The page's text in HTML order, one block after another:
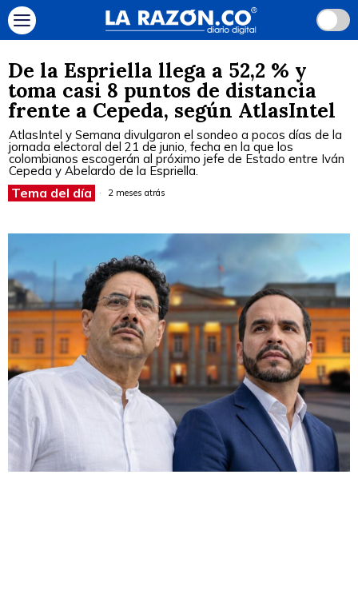
De la Espriella llega a 52,2 % y
toma casi 8 puntos de distancia
frente a Cepeda, según AtlasIntel
AtlasIntel y Semana divulgaron el sondeo a pocos días de la
jornada electoral del 21 de junio, fecha en la que los
colombianos escogerán al próximo jefe de Estado entre Iván
Cepeda y Abelardo de la Espriella.
Tema del día 2 meses atrás